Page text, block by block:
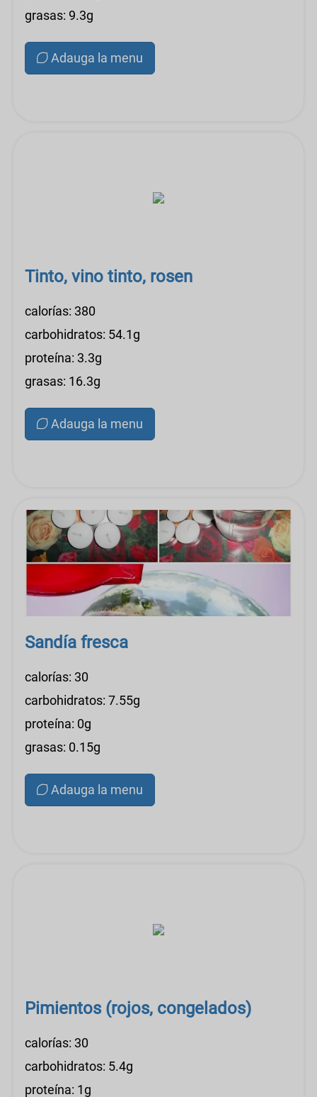
grasas: 9.3g
Adauga la menu
Tinto, vino tinto, rosen
calorías: 380
carbohidratos: 54.1g
proteína: 3.3g
grasas: 16.3g
Adauga la menu
Sandía fresca
calorías: 30
carbohidratos: 7.55g
proteína: 0g
grasas: 0.15g
Adauga la menu
Pimientos (rojos, congelados)
calorías: 30
carbohidratos: 5.4g
proteína: 1g